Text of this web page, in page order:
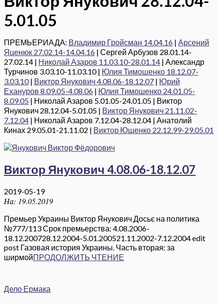
5.01.05
ПРЕМЬЕРИАДА: Владимир Гройсман 14.04.16 | Арсений
Яценюк 27.02.14-14.04.16 | Сергей Арбузов 28.01.14-
27.02.14 | Николай Азаров 11.03.10-28.01.14 | Александр
Турчинов 3.03.10-11.03.10 | Юлия Тимошенко 18.12.07-
3.03.10| Виктор Янукович 4.08.06-18.12.07 | Юрий
Ехануров 8.09.05-4.08.06 | Юлия Тимошенко 24.01.05-
8.09.05 | Николай Азаров 5.01.05-24.01.05 | Виктор
Янукович 28.12.04-5.01.05 | Виктор Янукович 21.11.02-
7.12.04 | Николай Азаров 7.12.04-28.12.04 | Анатолий
Кинах 29.05.01-21.11.02 | Виктор Ющенко 22.12.99-29.05.01
Виктор Янукович 4.08.06-18.12.07
2019-05-19
На: 19.05.2019
Премьер Украины Виктор Янукович Досьє на политика
№777/113 Срок премьерства: 4.08.2006-
18.12.200728.12.2004-5.01.200521.11.2002-7.12.2004 edit
post Газовая история Украины. Часть вторая: за
ширмойПРОДОЛЖИТЬ ЧТЕНИЕ
Дело Ермака